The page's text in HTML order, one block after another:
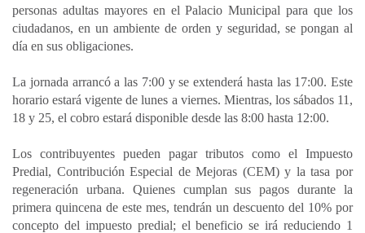
p
p
o
k
I
n
i
personas adultas mayores en el Palacio Municipal para que los
ciudadanos, en un ambiente de orden y seguridad, se pongan al
día en sus obligaciones.
La jornada arrancó a las 7:00 y se extenderá hasta las 17:00. Este
horario estará vigente de lunes a viernes. Mientras, los sábados 11,
18 y 25, el cobro estará disponible desde las 8:00 hasta 12:00.
Los contribuyentes pueden pagar tributos como el Impuesto
Predial, Contribución Especial de Mejoras (CEM) y la tasa por
regeneración urbana. Quienes cumplan sus pagos durante la
primera quincena de este mes, tendrán un descuento del 10% por
concepto del impuesto predial; el beneficio se irá reduciendo 1